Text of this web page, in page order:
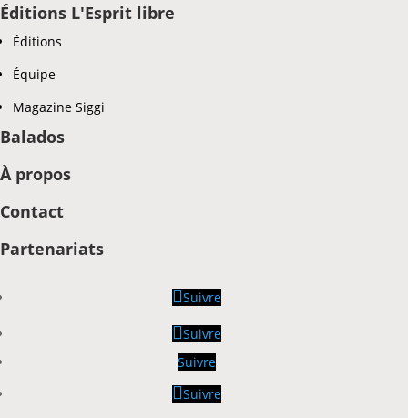
Éditions L'Esprit libre
Éditions
Équipe
Magazine Siggi
Balados
À propos
Contact
Partenariats
Suivre
Suivre
Suivre
Suivre